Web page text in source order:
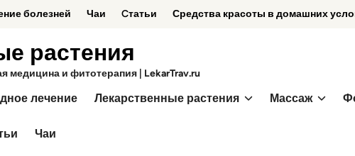
болезней Чаи Cтатьи Средства красоты в домашних
растения
медицина и фитотерапия | LekarTrav.ru
лечение Лекарственные растения Массаж
Чаи